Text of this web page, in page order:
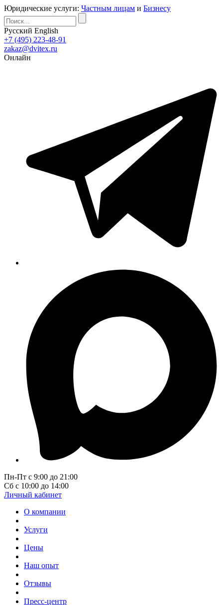
Юридические услуги: Частным лицам и Бизнесу
Русский English
+7 (495) 223-48-91
zakaz@dvitex.ru
Онлайн
Пн-Пт с 9:00 до 21:00
Сб с 10:00 до 14:00
Личный кабинет
О компании
Услуги
Цены
Наш опыт
Отзывы
Пресс-центр